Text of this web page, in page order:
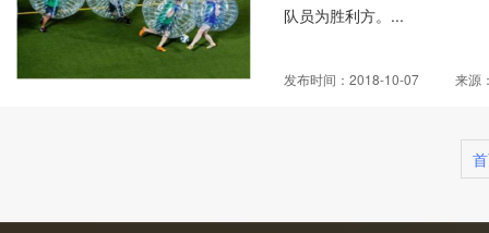
队员为胜利方。...
发布时间：2018-10-07 来源